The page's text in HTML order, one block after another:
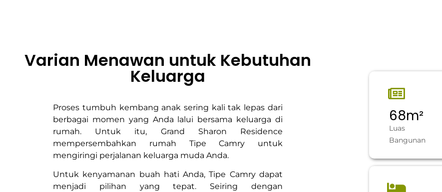
Varian Menawan untuk Kebutuhan
Keluarga
Proses tumbuh kembang anak sering kali tak lepas dari
berbagai momen yang Anda lalui bersama keluarga di
rumah. Untuk itu, Grand Sharon Residence
mempersembahkan rumah Tipe Camry untuk
mengiringi perjalanan keluarga muda Anda.
Untuk kenyamanan buah hati Anda, Tipe Camry dapat
menjadi pilihan yang tepat. Seiring dengan
68m²
Luas
Bangunan